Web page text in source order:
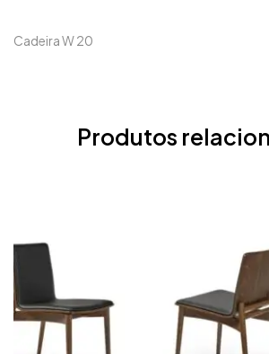
Cadeira W 20
Produtos